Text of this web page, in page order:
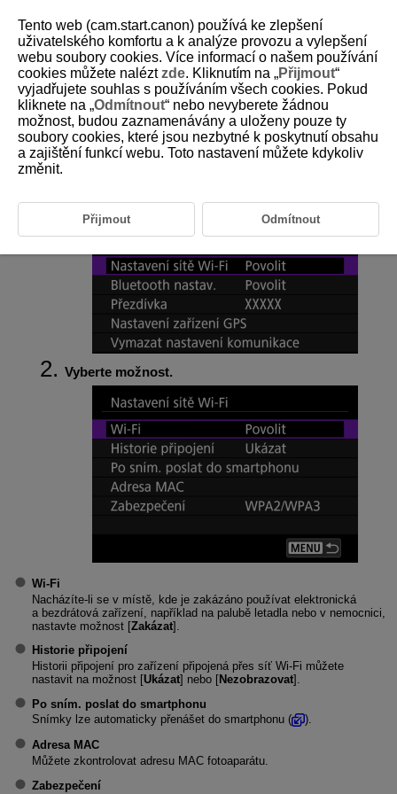
D180-184
NastaveníWi-Fi
Vyberte možnost [ :Nastavení sítě Wi-Fi].
Vyberte možnost.
Wi-Fi
Nacházíte-li se v místě, kde je zakázáno používat elektronická
a bezdrátová zařízení, například na palubě letadla nebo v nemocnici,
nastavte možnost [Zakázat].
Historie připojení
Historii připojení pro zařízení připojená přes síť Wi-Fi můžete
nastavit na možnost [Ukázat] nebo [Nezobrazovat].
Po sním. poslat do smartphonu
Snímky lze automaticky přenášet do smartphonu (
).
Adresa MAC
Můžete zkontrolovat adresu MAC fotoaparátu.
Zabezpečení
Tento web (cam.start.canon) používá ke zlepšení
uživatelského komfortu a k analýze provozu a vylepšení
webu soubory cookies. Více informací o našem používání
cookies můžete naléztzde. Kliknutím na „Přijmout“
vyjadřujete souhlas s používáním všech cookies. Pokud
kliknete na „Odmítnout“ nebo nevyberete žádnou
možnost, budou zaznamenávány a uloženy pouze ty
soubory cookies, které jsou nezbytné k poskytnutí obsahu
a zajištění funkcí webu. Toto nastavení můžete kdykoliv
změnit.
Přijmout Odmítnout